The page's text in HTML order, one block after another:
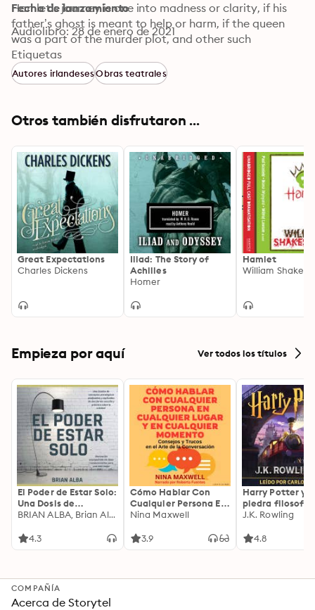
Hamlet’s journey is one into madness or clarity, if his
father’s ghost is meant to help or harm, if the queen
was a part of the murder plot, and other such
fascinating questions. Whatever your final
interpretations of the events within the five-act play,
the experience of Hamlet is like none other.
Fecha de lanzamiento
Audiolibro: 28 de enero de 2021
Etiquetas
Autores irlandesesObras teatrales
Otros también disfrutaron ...
Great Expectations
Charles Dickens
Iliad: The Story of
Achilles
Homer
Hamlet
William
Empieza por aquí Ver todos los títulos
El Poder de Estar Solo:
Una Dosis de
Motivación
Ideas Revolucionarias
BRIAN ALBA, Brian Alba
4.3
Cómo Hablar Con
Cualquier Persona En
Cualquier Lugar Y En
Nina Maxwell
3.9
Harry Potter y
piedra filosofal
J.K. Rowling
4.8
COMPAÑÍA
Acerca de Storytel